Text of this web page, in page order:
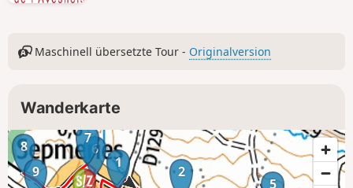
Maschinell übersetzte Tour - Originalversion
Wanderkarte
1
2
5
6
7
8
9